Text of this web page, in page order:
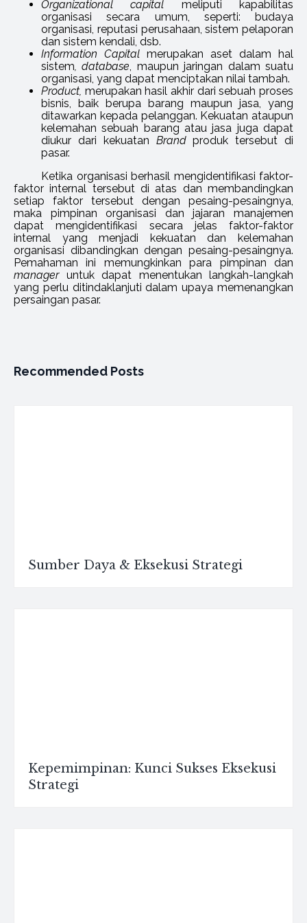
Organizational capital meliputi kapabilitas
organisasi secara umum, seperti: budaya
organisasi, reputasi perusahaan, sistem pelaporan
dan sistem kendali, dsb.
Information Capital merupakan aset dalam hal
sistem, database, maupun jaringan dalam suatu
organisasi, yang dapat menciptakan nilai tambah.
Product, merupakan hasil akhir dari sebuah proses
bisnis, baik berupa barang maupun jasa, yang
ditawarkan kepada pelanggan. Kekuatan ataupun
kelemahan sebuah barang atau jasa juga dapat
diukur dari kekuatan Brandproduk tersebut di
pasar.
Ketika organisasi berhasil mengidentifikasi faktor-
faktor internal tersebut di atas dan membandingkan
setiap faktor tersebut dengan pesaing-pesaingnya,
maka pimpinan organisasi dan jajaran manajemen
dapat mengidentifikasi secara jelas faktor-faktor
internal yang menjadi kekuatan dan kelemahan
organisasi dibandingkan dengan pesaing-pesaingnya.
Pemahaman ini memungkinkan para pimpinan dan
manageruntuk dapat menentukan langkah-langkah
yang perlu ditindaklanjuti dalam upaya memenangkan
persaingan pasar.
Recommended Posts
Sumber Daya & Eksekusi Strategi
Kepemimpinan: Kunci Sukses Eksekusi
Strategi